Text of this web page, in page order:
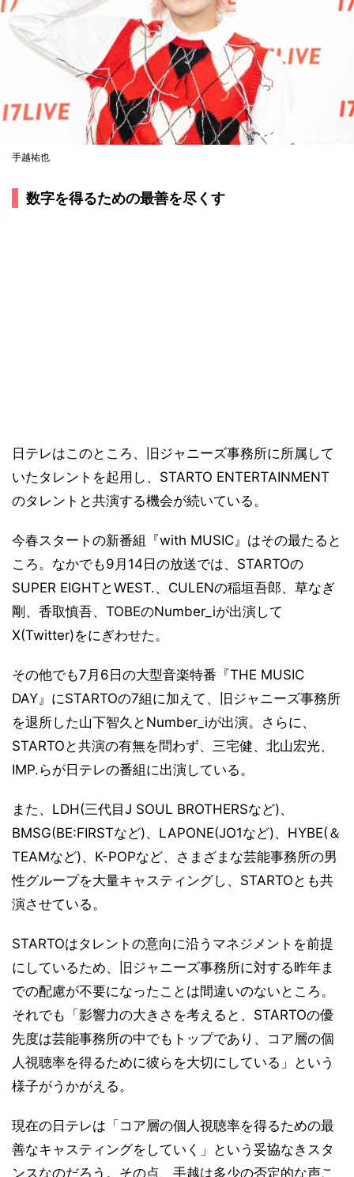
手越祐也
数字を得るための最善を尽くす
日テレはこのところ、旧ジャニーズ事務所に所属して
いたタレントを起用し、STARTO ENTERTAINMENT
のタレントと共演する機会が続いている。
今春スタートの新番組『with MUSIC』はその最たると
ころ。なかでも9月14日の放送では、STARTOの
SUPER EIGHTとWEST.、CULENの稲垣吾郎、草なぎ
剛、香取慎吾、TOBEのNumber_iが出演して
X(Twitter)をにぎわせた。
その他でも7月6日の大型音楽特番『THE MUSIC
DAY』にSTARTOの7組に加えて、旧ジャニーズ事務所
を退所した山下智久とNumber_iが出演。さらに、
STARTOと共演の有無を問わず、三宅健、北山宏光、
IMP.らが日テレの番組に出演している。
また、LDH(三代目J SOUL BROTHERSなど)、
BMSG(BE:FIRSTなど)、LAPONE(JO1など)、HYBE(＆
TEAMなど)、K-POPなど、さまざまな芸能事務所の男
性グループを大量キャスティングし、STARTOとも共
演させている。
STARTOはタレントの意向に沿うマネジメントを前提
にしているため、旧ジャニーズ事務所に対する昨年ま
での配慮が不要になったことは間違いのないところ。
それでも「影響力の大きさを考えると、STARTOの優
先度は芸能事務所の中でもトップであり、コア層の個
人視聴率を得るために彼らを大切にしている」という
様子がうかがえる。
現在の日テレは「コア層の個人視聴率を得るための最
善なキャスティングをしていく」という妥協なきスタ
ンスなのだろう。その点、手越は多少の否定的な声こ